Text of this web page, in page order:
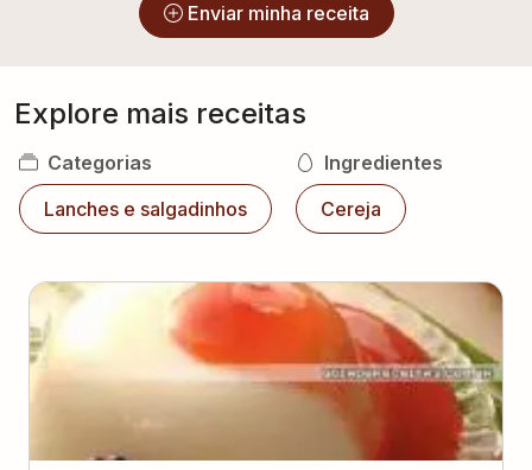
Enviar minha receita
Explore mais receitas
Categorias
Lanches e salgadinhos
Ingredientes
Cereja